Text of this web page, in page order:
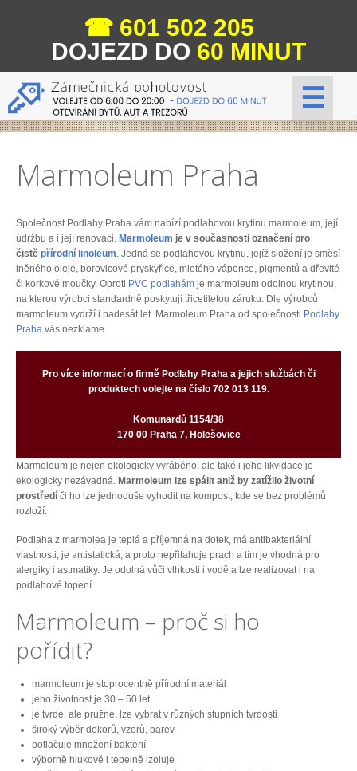
☎ 601 502 205
DOJEZD DO 60 MINUT
☰
Marmoleum Praha
Společnost Podlahy Praha vám nabízí podlahovou krytinu marmoleum, její
údržbu a i její renovaci. Marmoleum je v současnosti označení pro
čistě přírodní linoleum. Jedná se podlahovou krytinu, jejíž složení je směsí
lněného oleje, borovicové pryskyřice, mletého vápence, pigmentů a dřevité
či korkové moučky. Oproti PVC podlahám je marmoleum odolnou krytinou,
na kterou výrobci standardně poskytují třicetiletou záruku. Dle výrobců
marmoleum vydrží i padesát let. Marmoleum Praha od společnosti Podlahy
Praha vás nezklame.
Pro více informací o firmě Podlahy Praha a jejich službách či
produktech volejte na číslo 702 013 119.
Komunardů 1154/38
170 00 Praha 7, Holešovice‎
Marmoleum je nejen ekologicky vyráběno, ale také i jeho likvidace je
ekologicky nezávadná. Marmoleum lze spálit aniž by zatížilo životní
prostředí či ho lze jednoduše vyhodit na kompost, kde se bez problémů
rozloží.
Podlaha z marmolea je teplá a příjemná na dotek, má antibakteriální
vlastnosti, je antistatická, a proto nepřitahuje prach a tím je vhodná pro
alergiky i astmatiky. Je odolná vůči vlhkosti i vodě a lze realizovat i na
podlahové topení.
Marmoleum – proč si ho
pořídit?
marmoleum je stoprocentně přírodní materiál
jeho životnost je 30 – 50 let
je tvrdé, ale pružné, lze vybrat v různých stupních tvrdosti
široký výběr dekorů, vzorů, barev
potlačuje množení bakterií
výborně hlukově i tepelně izoluje